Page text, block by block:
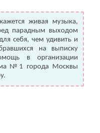
живая музыка,
парадным выходом
себя, чем удивить и
на выписку
в организации
№1 города Москвы